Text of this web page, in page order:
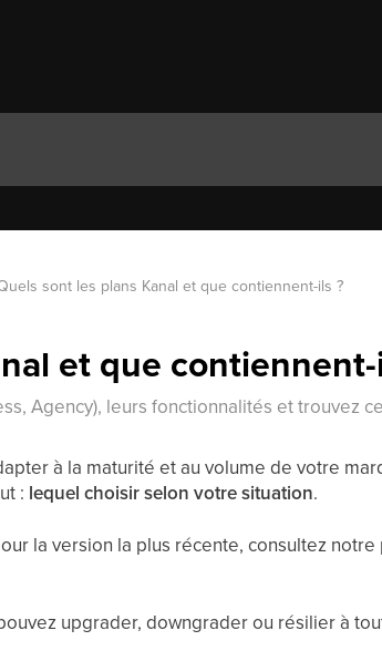
sont les plans Kanal et que contiennent-ils ?
et que
Agency), leurs fonctionnalités et trouvez
à la maturité et au volume de votre
: lequel choisir selon votre situation.
la version la plus récente, consultez
upgrader, downgrader ou résilier à